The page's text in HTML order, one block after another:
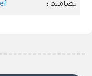
تصاميم :